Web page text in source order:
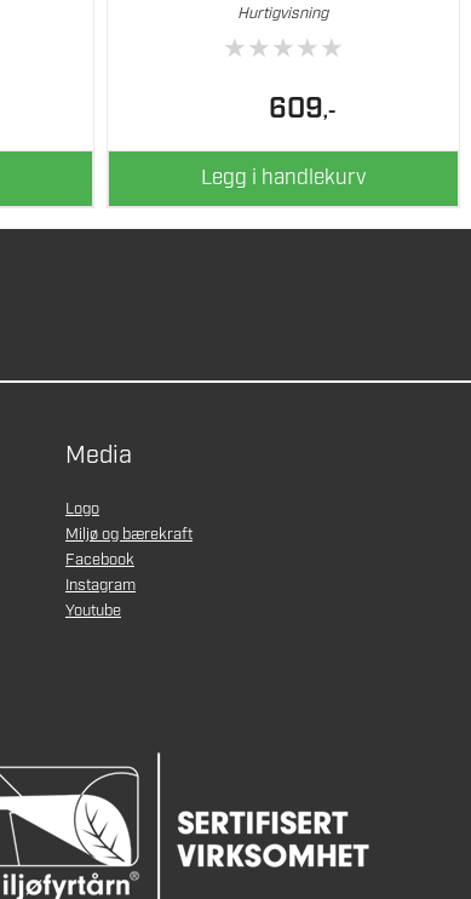
Hurtigvisning
★★★★★
609,-
Legg i handlekurv
Media
Logo
Miljø og bærekraft
Facebook
Instagram
Youtube